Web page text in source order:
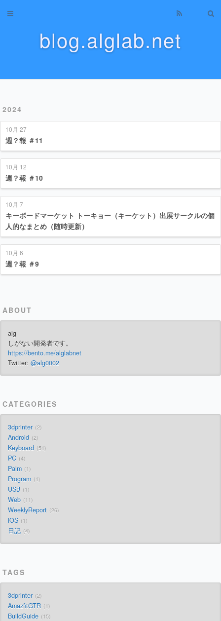
blog.alglab.net
2024
10月 27
週？報 ＃11
10月 12
週？報 ＃10
10月 7
キーボードマーケット トーキョー（キーケット）出展サークルの個
人的なまとめ（随時更新）
10月 6
週？報 ＃9
ABOUT
alg
しがない開発者です。
https://bento.me/alglabnet
Twitter: @alg0002
CATEGORIES
3dprinter 2
Android 2
Keyboard 51
PC 4
Palm 1
Program 1
USB 1
Web 11
WeeklyReport 26
iOS 1
日記 4
TAGS
3dprinter 2
AmazfitGTR 1
BuildGuide 15
Home
Tags
Tag Cloud
Recents